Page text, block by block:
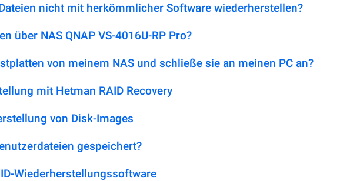
nicht mit herkömmlicher Software wiederherstellen?
über NAS QNAP VS-4016U-RP Pro?
von meinem NAS und schließe sie an meinen PC an?
mit Hetman RAID Recovery
von Disk-Images
gespeichert?
Wiederherstellungssoftware